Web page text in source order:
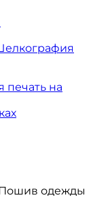
печать на
одежды